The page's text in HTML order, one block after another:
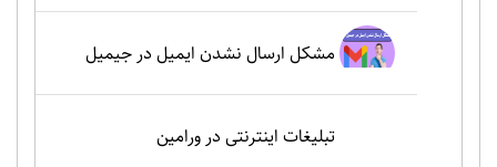
مشکل ارسال نشدن ایمیل در جیمیل
تبلیغات اینترنتی در ورامین